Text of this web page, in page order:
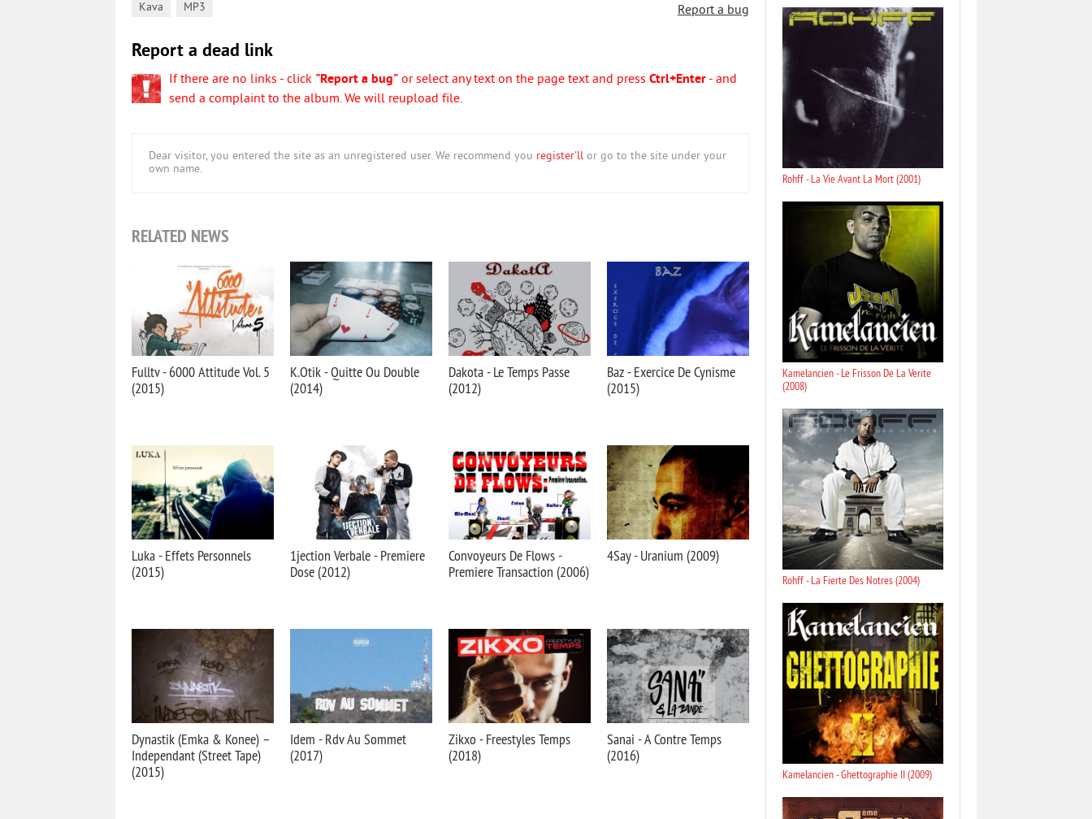
Report a bug
Kava MP3
Report a dead link
If there are no links - click "Report a bug" or select any text on the page text and press Ctrl+Enter - and
send a complaint to the album. We will reupload file.
Dear visitor, you entered the site as an unregistered user. We recommend you register'll or go to the site under your
own name.
RELATED NEWS
Fulltv - 6000 Attitude Vol. 5
(2015)
K.Otik - Quitte Ou Double
(2014)
Dakota - Le Temps Passe
(2012)
Baz - Exercice De Cynisme
(2015)
Luka - Effets Personnels
(2015)
1jection Verbale - Premiere
Dose (2012)
Convoyeurs De Flows -
Premiere Transaction (2006)
4Say - Uranium (2009)
Dynastik (Emka & Konee) –
Independant (Street Tape)
(2015)
Idem - Rdv Au Sommet
(2017)
Zikxo - Freestyles Temps
(2018)
Sanai - A Contre Temps
(2016)
Rohff - La Vie Avant La Mort (2001)
Kamelancien - Le Frisson De La Verite
(2008)
Rohff - La Fierte Des Notres (2004)
Kamelancien - Ghettographie II (2009)